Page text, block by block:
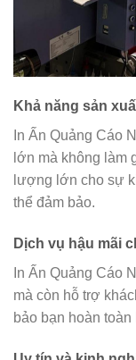
Khả năng sản
In Ấn Quảng Cáo
lớn mà không làm
lượng lớn cho sự
thể đảm bảo.
Dịch vụ hậu mãi
In Ấn Quảng Cáo
mà còn hỗ trợ
bảo bạn hoàn